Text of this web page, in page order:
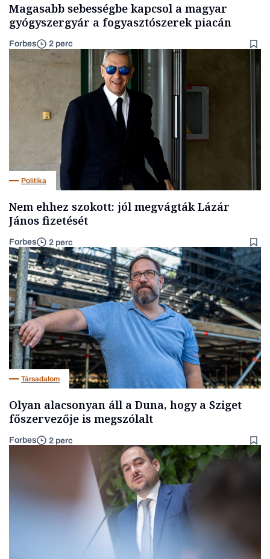
Magasabb sebességbe kapcsol a magyar
gyógyszergyár a fogyasztószerek piacán
Forbes 2 perc
Politika
Nem ehhez szokott: jól megvágták Lázár
János fizetését
Forbes 2 perc
Társadalom
Olyan alacsonyan áll a Duna, hogy a Sziget
főszervezője is megszólalt
Forbes 2 perc